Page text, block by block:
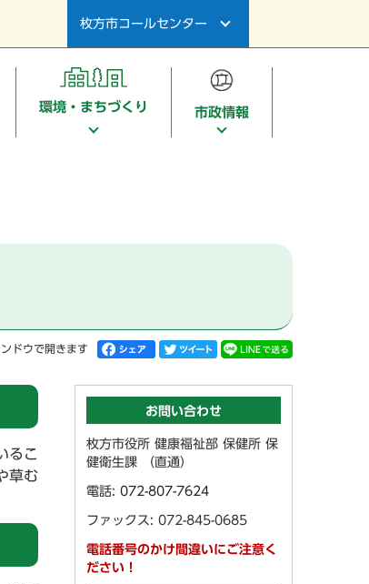
枚方市コールセンター
環境・まちづくり 市政情報
ドウで開きます
るこ
草む
お問い合わせ
枚方市役所 健康福祉部 保健所 保
健衛生課 （直通）
電話: 072-807-7624
ファックス: 072-845-0685
電話番号のかけ間違いにご注意く
ださい！